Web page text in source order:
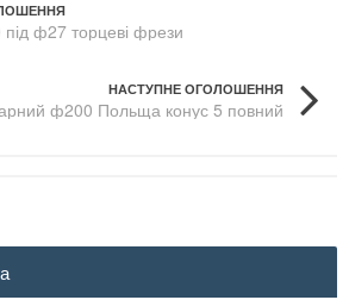
ф27 торцеві фрези
НАСТУПНЕ ОГОЛОШЕННЯ
ф200 Польща конус 5 повний